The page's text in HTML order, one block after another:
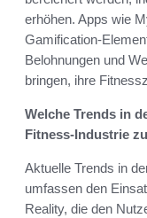
erhöhen. Apps wie
Gamification-
Belohnungen und
bringen, ihre
Welche Trends in
Fitness-Industrie
Aktuelle Trends in
umfassen den
Reality, die den